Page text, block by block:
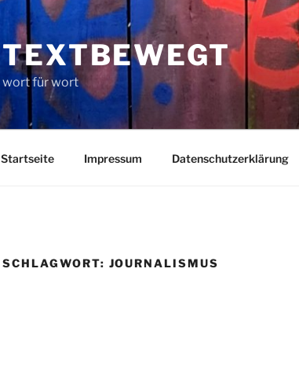
TEXTBEWEGT
wort für wort
Startseite Impressum Datenschutzerklärung
SCHLAGWORT: JOURNALISMUS